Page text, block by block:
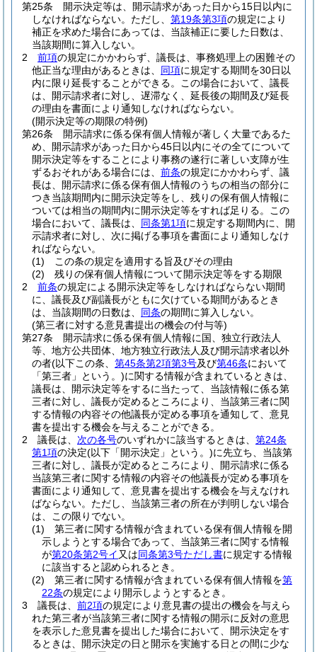
第25条
開示決定等は、開示請求があった日から15日以内に
しなければならない。 ただし、 第19条第3項の規定により
補正を求めた場合にあっては、当該補正に要した日数は、
当該期間に算入しない。
2
前項の規定にかかわらず、議長は、事務処理上の困難その
他正当な理由があるときは、 同項に規定する期間を30日以
内に限り延長することができる。
この場合において、議長
は、開示請求者に対し、遅滞なく、延長後の期間及び延長
の理由を書面により通知しなければならない。
(開示決定等の期限の特例)
第26条
開示請求に係る保有個人情報が著しく大量であるた
め、開示請求があった日から45日以内にその全てについて
開示決定等をすることにより事務の遂行に著しい支障が生
ずるおそれがある場合には、 前条の規定にかかわらず、議
長は、開示請求に係る保有個人情報のうちの相当の部分に
つき当該期間内に開示決定等をし、残りの保有個人情報に
ついては相当の期間内に開示決定等をすれば足りる。
この
場合において、議長は、 同条第1項に規定する期間内に、開
示請求者に対し、次に掲げる事項を書面により通知しなけ
ればならない。
(1)
この条の規定を適用する旨及びその理由
(2)
残りの保有個人情報について開示決定等をする期限
2
前条の規定による開示決定等をしなければならない期間
に、議長及び副議長がともに欠けている期間があるとき
は、当該期間の日数は、 同条の期間に算入しない。
(第三者に対する意見書提出の機会の付与等)
第27条
開示請求に係る保有個人情報に国、独立行政法人
等、地方公共団体、地方独立行政法人及び開示請求者以外
の者(以下この条、 第45条第2項第3号及び第46条において
「第三者」という。)に関する情報が含まれているときは、
議長は、開示決定等をするに当たって、当該情報に係る第
三者に対し、議長が定めるところにより、当該第三者に関
する情報の内容その他議長が定める事項を通知して、意見
書を提出する機会を与えることができる。
2
議長は、 次の各号のいずれかに該当するときは、 第24条
第1項の決定(以下「開示決定」という。)に先立ち、当該第
三者に対し、議長が定めるところにより、開示請求に係る
当該第三者に関する情報の内容その他議長が定める事項を
書面により通知して、意見書を提出する機会を与えなけれ
ばならない。 ただし、当該第三者の所在が判明しない場合
は、この限りでない。
(1)
第三者に関する情報が含まれている保有個人情報を開
示しようとする場合であって、当該第三者に関する情報
が第20条第2号イ 又は同条第3号ただし書に規定する情報
に該当すると認められるとき。
(2)
第三者に関する情報が含まれている保有個人情報を第
22条の規定により開示しようとするとき。
3
議長は、 前2項の規定により意見書の提出の機会を与えら
れた第三者が当該第三者に関する情報の開示に反対の意思
を表示した意見書を提出した場合において、開示決定をす
るときは、開示決定の日と開示を実施する日との間に少な